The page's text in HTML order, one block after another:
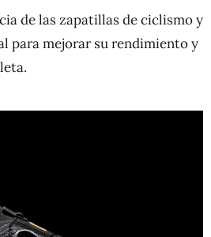
de las zapatillas de ciclismo y
para mejorar su rendimiento y